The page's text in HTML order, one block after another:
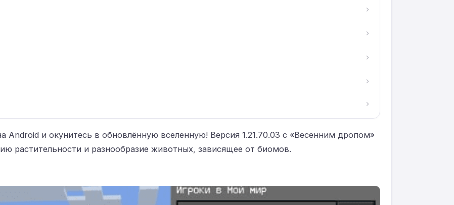
Android и окунитесь в обновлённую вселенную! Версия 1.21.70.03 с «Весенним дропом»
растительности и разнообразие животных, зависящее от биомов.